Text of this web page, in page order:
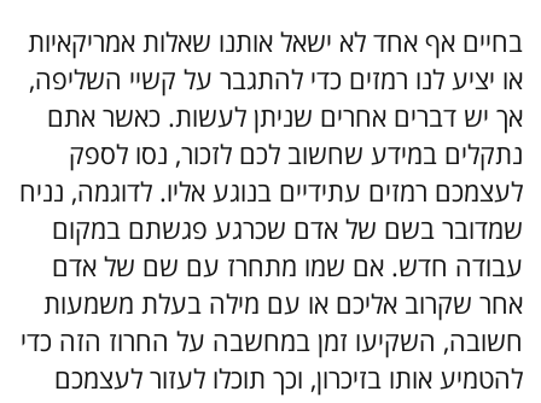
בחיים אף אחד לא ישאל אותנו שאלות אמריקאיות
או יציע לנו רמזים כדי להתגבר על קשיי השליפה,
אך יש דברים אחרים שניתן לעשות. כאשר אתם
נתקלים במידע שחשוב לכם לזכור, נסו לספק
לעצמכם רמזים עתידיים בנוגע אליו. לדוגמה, נניח
שמדובר בשם של אדם שכרגע פגשתם במקום
עבודה חדש. אם שמו מתחרז עם שם של אדם
אחר שקרוב אליכם או עם מילה בעלת משמעות
חשובה, השקיעו זמן במחשבה על החרוז הזה כדי
להטמיע אותו בזיכרון, וכך תוכלו לעזור לעצמכם